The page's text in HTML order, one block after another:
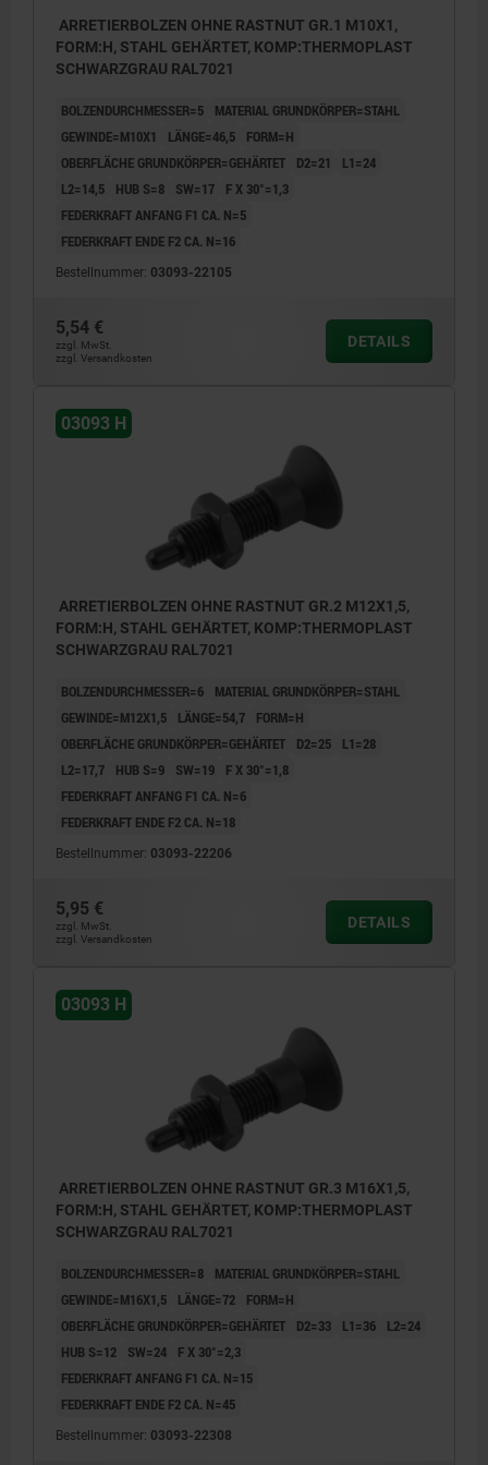
ARRETIERBOLZEN OHNE RASTNUT GR.1 M10X1,
FORM:H, STAHL GEHÄRTET, KOMP:THERMOPLAST
SCHWARZGRAU RAL7021
BOLZENDURCHMESSER=5
MATERIAL GRUNDKÖRPER=STAHL
GEWINDE=M10X1
LÄNGE=46,5
FORM=H
OBERFLÄCHE GRUNDKÖRPER=GEHÄRTET
D2=21
L1=24
L2=14,5
HUB S=8 SW=17
F X 30°=1,3
FEDERKRAFT ANFANG F1 CA. N=5
FEDERKRAFT ENDE F2 CA. N=16
Bestellnummer: 03093-22105
5,54 €
zzgl. MwSt.
zzgl. Versandkosten
DETAILS
03093 H
ARRETIERBOLZEN OHNE RASTNUT GR.2 M12X1,5,
FORM:H, STAHL GEHÄRTET, KOMP:THERMOPLAST
SCHWARZGRAU RAL7021
BOLZENDURCHMESSER=6
MATERIAL GRUNDKÖRPER=STAHL
GEWINDE=M12X1,5
LÄNGE=54,7
FORM=H
OBERFLÄCHE GRUNDKÖRPER=GEHÄRTET
D2=25
L1=28
L2=17,7
HUB S=9 SW=19
F X 30°=1,8
FEDERKRAFT ANFANG F1 CA. N=6
FEDERKRAFT ENDE F2 CA. N=18
Bestellnummer: 03093-22206
5,95 €
zzgl. MwSt.
zzgl. Versandkosten
DETAILS
03093 H
ARRETIERBOLZEN OHNE RASTNUT GR.3 M16X1,5,
FORM:H, STAHL GEHÄRTET, KOMP:THERMOPLAST
SCHWARZGRAU RAL7021
BOLZENDURCHMESSER=8
MATERIAL GRUNDKÖRPER=STAHL
GEWINDE=M16X1,5
LÄNGE=72
FORM=H
OBERFLÄCHE GRUNDKÖRPER=GEHÄRTET
D2=33 L1=36
L2=24
HUB S=12
SW=24
F X 30°=2,3
FEDERKRAFT ANFANG F1 CA. N=15
FEDERKRAFT ENDE F2 CA. N=45
Bestellnummer: 03093-22308